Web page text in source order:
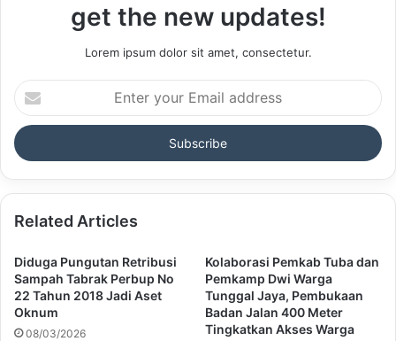
get the new updates!
Lorem ipsum dolor sit amet, consectetur.
Enter
your
Email
address
Related Articles
Diduga Pungutan Retribusi
Sampah Tabrak Perbup No
22 Tahun 2018 Jadi Aset
Oknum
08/03/2026
Kolaborasi Pemkab Tuba dan
Pemkamp Dwi Warga
Tunggal Jaya, Pembukaan
Badan Jalan 400 Meter
Tingkatkan Akses Warga